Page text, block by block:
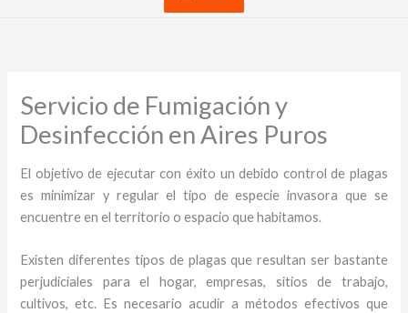
Servicio de Fumigación y
Desinfección en Aires Puros
El objetivo de ejecutar con éxito un debido control de plagas
es minimizar y regular el tipo de especie invasora que se
encuentre en el territorio o espacio que habitamos.
Existen diferentes tipos de plagas que resultan ser bastante
perjudiciales para el hogar, empresas, sitios de trabajo,
cultivos, etc. Es necesario acudir a métodos efectivos que